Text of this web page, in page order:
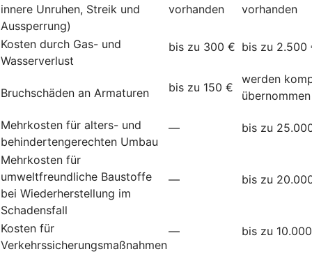
innere Unruhen, Streik und
Aussperrung)
vorhanden
vorhanden
Kosten durch Gas- und
Wasserverlust
bis zu 300 € bis zu 2.500
Bruchschäden an Armaturen bis zu 150 €
werden
übernommen
Mehrkosten für alters- und
behindertengerechten Umbau
— bis zu
Mehrkosten für
umweltfreundliche Baustoffe
bei Wiederherstellung im
Schadensfall
— bis zu
Kosten für
Verkehrssicherungsmaßnahmen
— bis zu